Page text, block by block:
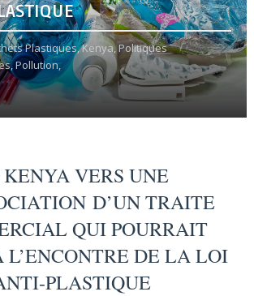
Plastiques,Kenya,Politiques
Pollution,
VERS UNE
D’UN TRAITE
QUI POURRAIT
DE LA LOI
PLASTIQUE